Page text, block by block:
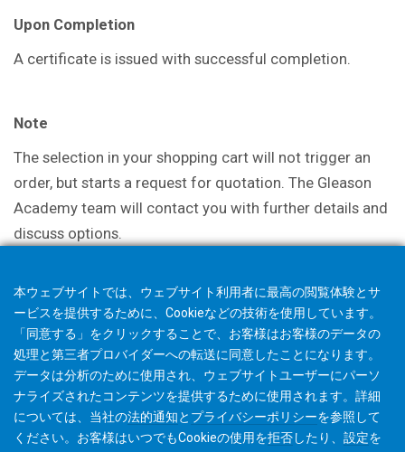
Upon Completion
A certificate is issued with successful completion.
Note
The selection in your shopping cart will not trigger an
order, but starts a request for quotation. The Gleason
Academy team will contact you with further details and
discuss options.
本ウェブサイトでは、ウェブサイト利用者に最高の閲覧体験とサ
ービスを提供するために、Cookieなどの技術を使用しています。
「同意する」をクリックすることで、お客様はお客様のデータの
処理と第三者プロバイダーへの転送に同意したことになります。
データは分析のために使用され、ウェブサイトユーザーにパーソ
ナライズされたコンテンツを提供するために使用されます。詳細
については、当社の法的通知と プライバシーポリシーを参照して
ください。お客様はいつでもCookieの使用を拒否したり、 設定を